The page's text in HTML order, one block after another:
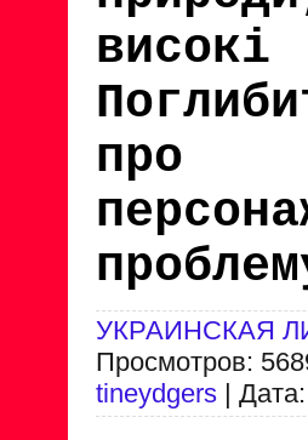
про
УКРАИНСКАЯ
Просмотров:
tineydgers |